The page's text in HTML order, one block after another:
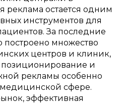
реклама остается одним
инструментов для
За последние
построено множество
центров и клиник,
позиционирование и
рекламы особенно
сфере.
эффективная